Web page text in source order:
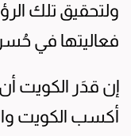
ولتحقيق تلك
فعاليتها في
إن قدَر الكويت
أكسب الكويت